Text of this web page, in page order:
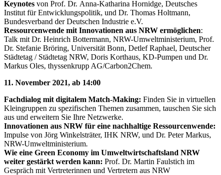
Keynotes von Prof. Dr. Anna-Katharina Hornidge, Deutsches
Institut für Entwicklungspolitik, und Dr. Thomas Holtmann,
Bundesverband der Deutschen Industrie e.V.
Ressourcenwende mit Innovationen aus NRW ermöglichen:
Talk mit Dr. Heinrich Bottermann, NRW-Umweltministerium, Prof.
Dr. Stefanie Bröring, Universität Bonn, Detlef Raphael, Deutscher
Städtetag / Städtetag NRW, Doris Korthaus, KD-Pumpen und Dr.
Markus Oles, thyssenkrupp AG/Carbon2Chem.
11. November 2021, ab 14:00
Fachdialog mit digitalem Match-Making: Finden Sie in virtuellen
Kleingruppen zu spezifischen Themen zusammen, tauschen Sie sich
aus und erweitern Sie Ihre Netzwerke.
Innovationen aus NRW für eine nachhaltige Ressourcenwende:
Impulse von Jörg Winkelsträter, IHK NRW, und Dr. Peter Markus,
NRW-Umweltministerium.
Wie eine Green Economy im Umweltwirtschaftsland NRW
weiter gestärkt werden kann: Prof. Dr. Martin Faulstich im
Gespräch mit Vertreterinnen und Vertretern aus NRW